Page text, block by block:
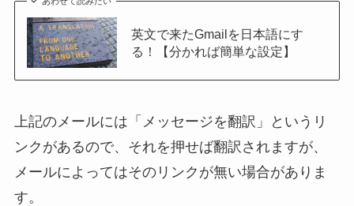
英文で来たGmailを日本語にす
る！【分かれば簡単な設定】
上記のメールには「メッセージを翻訳」というリ
ンクがあるので、それを押せば翻訳されますが、
メールによってはそのリンクが無い場合がありま
す。